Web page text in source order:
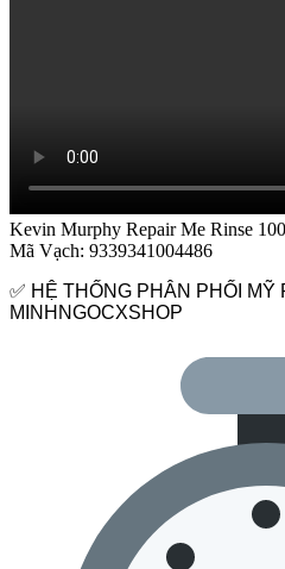
Kevin Murphy Repair Me Rinse
Mã Vạch: 9339341004486
✅ HỆ THỐNG PHÂN PHỐI
MINHNGOCXSHOP